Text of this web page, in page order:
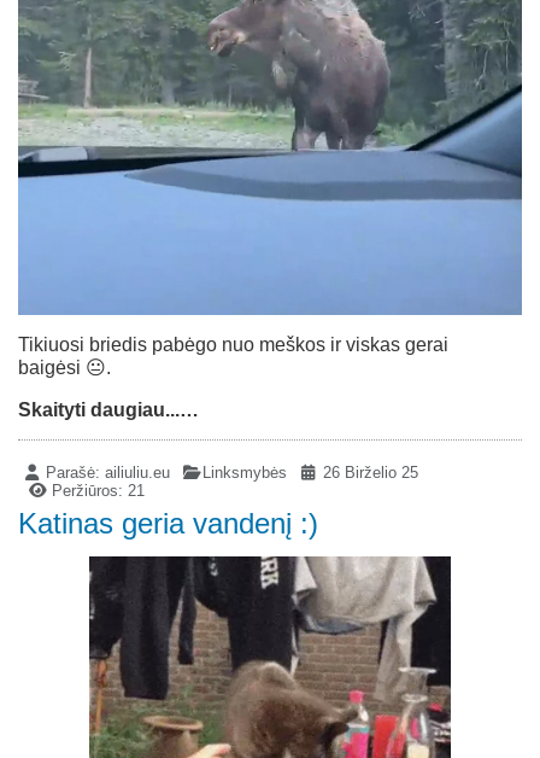
Tikiuosi briedis pabėgo nuo meškos ir viskas gerai
baigėsi 😐.
Skaityti daugiau...…
Parašė:ailiuliu.eu Linksmybės
26 Birželio 25
Peržiūros: 21
Katinas geria vandenį :)